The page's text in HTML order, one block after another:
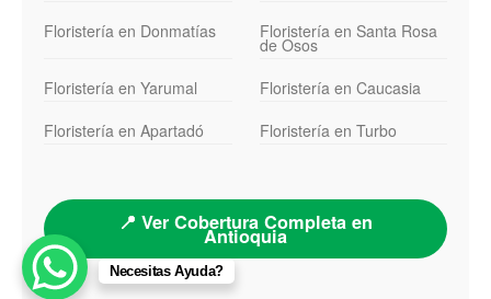
Floristería en Donmatías
Floristería en Santa Rosa
de Osos
Floristería en Yarumal
Floristería en Caucasia
Floristería en Apartadó
Floristería en Turbo
📍 Ver Cobertura Completa en
Antioquia
Necesitas Ayuda?